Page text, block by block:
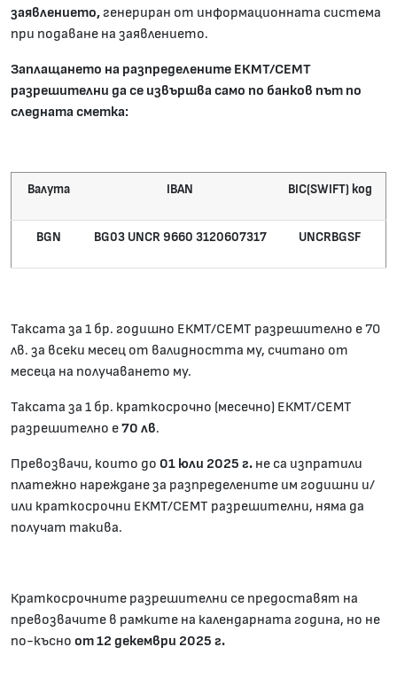
заявлението,генериран от информационната система
при подаване на заявлението.
Заплащането на разпределените ЕКМТ/СЕМТ
разрешителни да се извършва само по банков път по
следната сметка:
Валута IBAN BIC(SWIFT) код
BGN BG03 UNCR 9660 3120607317 UNCRBGSF
Таксата за 1 бр. годишно ЕКМТ/СЕМТ разрешително е 70
лв. за всеки месец от валидността му, считано от
месеца на получаването му.
Таксата за 1 бр. краткосрочно (месечно) ЕКМТ/СЕМТ
разрешително е70 лв.
Превозвачи, които до 01 юли 2025 г. не са изпратили
платежно нареждане за разпределените им годишни и/
или краткосрочни ЕКМТ/СЕМТ разрешителни, няма да
получат такива.
Краткосрочните разрешителни се предоставят на
превозвачите в рамките на календарната година, но не
по-късно от 12 декември 2025 г.